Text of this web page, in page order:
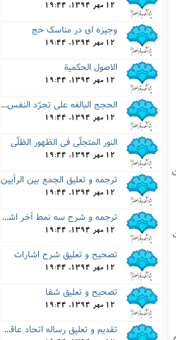
12 مهر 1394, 19:44
وجیزه اى در مناسک حج
12 مهر 1394, 19:44
الاصول الحکمیة
12 مهر 1394, 19:44
الحجج البالغه على تجرّد النفس الناطقه
12 مهر 1394, 19:44
النور المتجلّى فى الظهور الظلّى
12 مهر 1394, 19:44
ترجمه و تعلیق الجمع بین الرأیین
12 مهر 1394, 19:44
ترجمه و شرح سه نمط آخر اشارات
12 مهر 1394, 19:44
تصحیح و تعلیق شرح اشارات
12 مهر 1394, 19:44
تصحیح و تعلیق شفا
12 مهر 1394, 19:44
تقدیم و تعلیق رساله اتحاد عاقل به معقول